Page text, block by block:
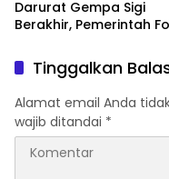
Darurat Gempa Sigi
Berakhir, Pemerintah
Tinggalkan
Alamat email Anda
wajib ditandai *